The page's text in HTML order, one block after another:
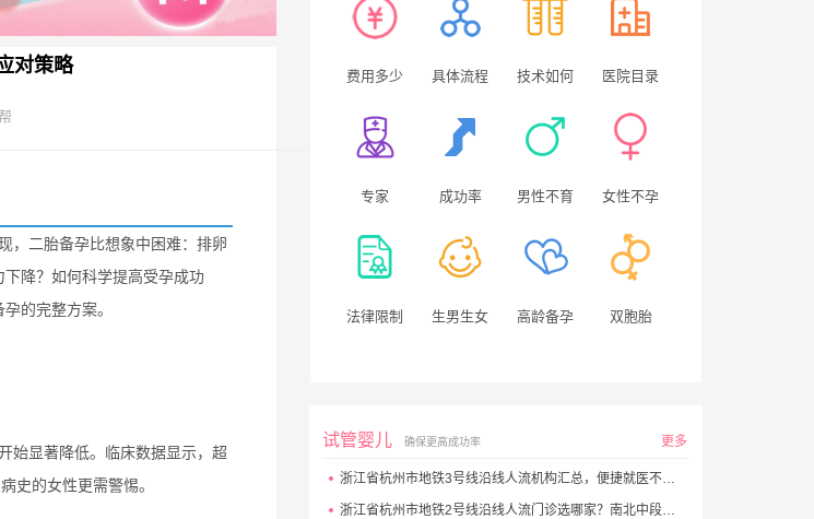
对策略
，二胎备孕比想象中困难：排卵
降？如何科学提高受孕成功
的完整方案。
始显著降低。临床数据显示，超
史的女性更需警惕。
费用多少 具体流程 技术如何 医院目录
专家 成功率 男性不育 女性不孕
法律限制 生男生女 高龄备孕 双胞胎
试管婴儿 确保更高成功率 更多
浙江省杭州市地铁3号线沿线人流机构汇总，便捷就医不踩坑
浙江省杭州市地铁2号线沿线人流门诊选哪家？南北中段优质点位看这里